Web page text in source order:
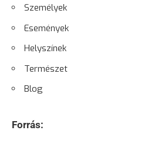
Személyek
Események
Helyszínek
Természet
Blog
Forrás: